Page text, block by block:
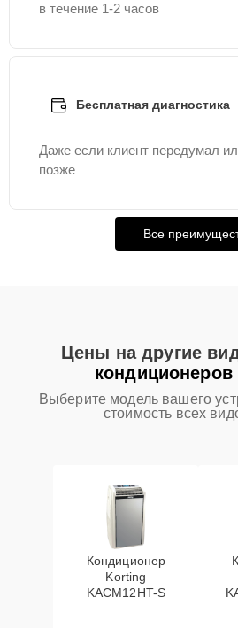
в течение 1-2 часов
Бесплатная диагностика
Даже если клиент передумал
позже
Все
Цены на другие
Выберите модель вашего
стоимость всех
Кондиционер
Korting
KACM12HT-S